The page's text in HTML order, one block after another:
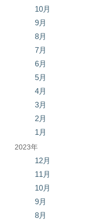
10月
9月
8月
7月
6月
5月
4月
3月
2月
1月
2023年
12月
11月
10月
9月
8月